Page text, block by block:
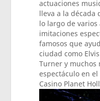
actuaciones
lleva a la década
lo largo de
imitaciones
famosos que
ciudad como
Turner y muchos
espectáculo en
Casino Planet